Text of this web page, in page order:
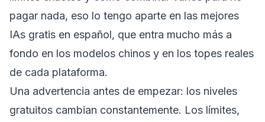
pagar nada, eso lo tengo aparte en las mejores
IAs gratis en español, que entra mucho más a
fondo en los modelos chinos y en los topes reales
de cada plataforma.
Una advertencia antes de empezar: los niveles
gratuitos cambian constantemente. Los límites,